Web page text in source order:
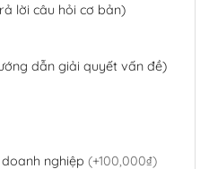
lời câu hỏi cơ bản)
dẫn giải quyết vấn đề)
nghiệp (+100,000₫)